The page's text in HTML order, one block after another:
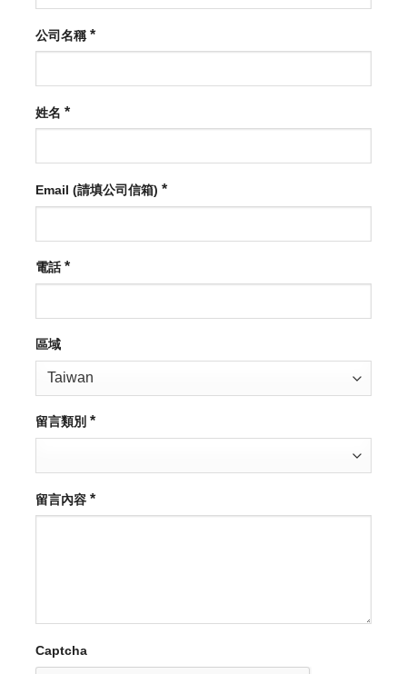
公司名稱*
姓名*
Email (請填公司信箱)*
電話*
區域
留言類別*
留言內容*
Captcha